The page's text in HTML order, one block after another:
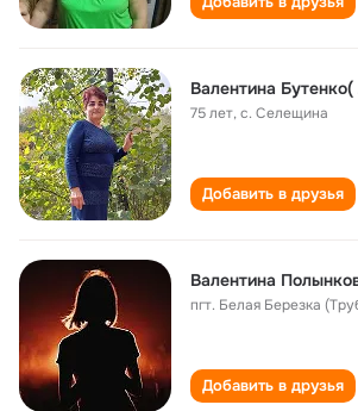
Валентина
75 лет,с. Селещина
Добавить в друзья
Валентина
пгт. Белая Березка
Добавить в друзья